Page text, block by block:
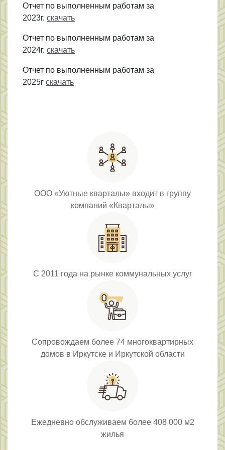
Отчет по выполненным работам за
2023г. скачать
Отчет по выполненным работам за
2024г. скачать
Отчет по выполненным работам за
2025г скачать
ООО «Уютные кварталы» входит в группу
компаний «Кварталы»
С 2011 года на рынке коммунальных услуг
Сопровождаем более 74 многоквартирных
домов в Иркутске и Иркутской области
Ежедневно обслуживаем более 408 000 м2
жилья